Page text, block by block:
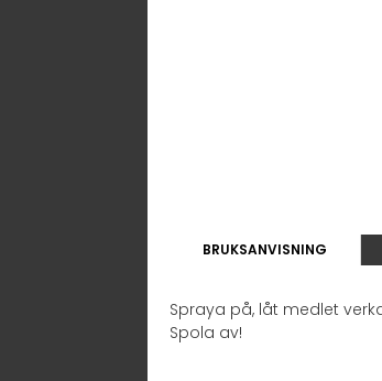
BRUKSANVISNING
Spraya på, låt medlet
Spola av!